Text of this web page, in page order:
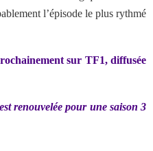
l’épisode le plus rythmé
sur TF1, diffusée
renouvelée pour une saison 3